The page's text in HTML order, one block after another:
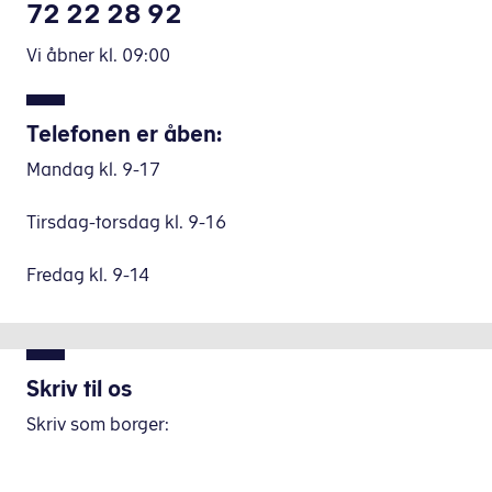
72 22 28 92
Vi åbner kl. 09:00
Telefonen er åben:
Mandag kl. 9-17
Tirsdag-torsdag kl. 9-16
Fredag kl. 9-14
Skriv til os
Skriv som borger: